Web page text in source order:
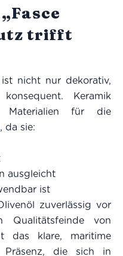
trifft
nicht nur dekorativ,
Keramik
für die
da sie:
ausgleicht
ist
zuverlässig vor
Qualitätsfeinde von
das klare, maritime
die sich in